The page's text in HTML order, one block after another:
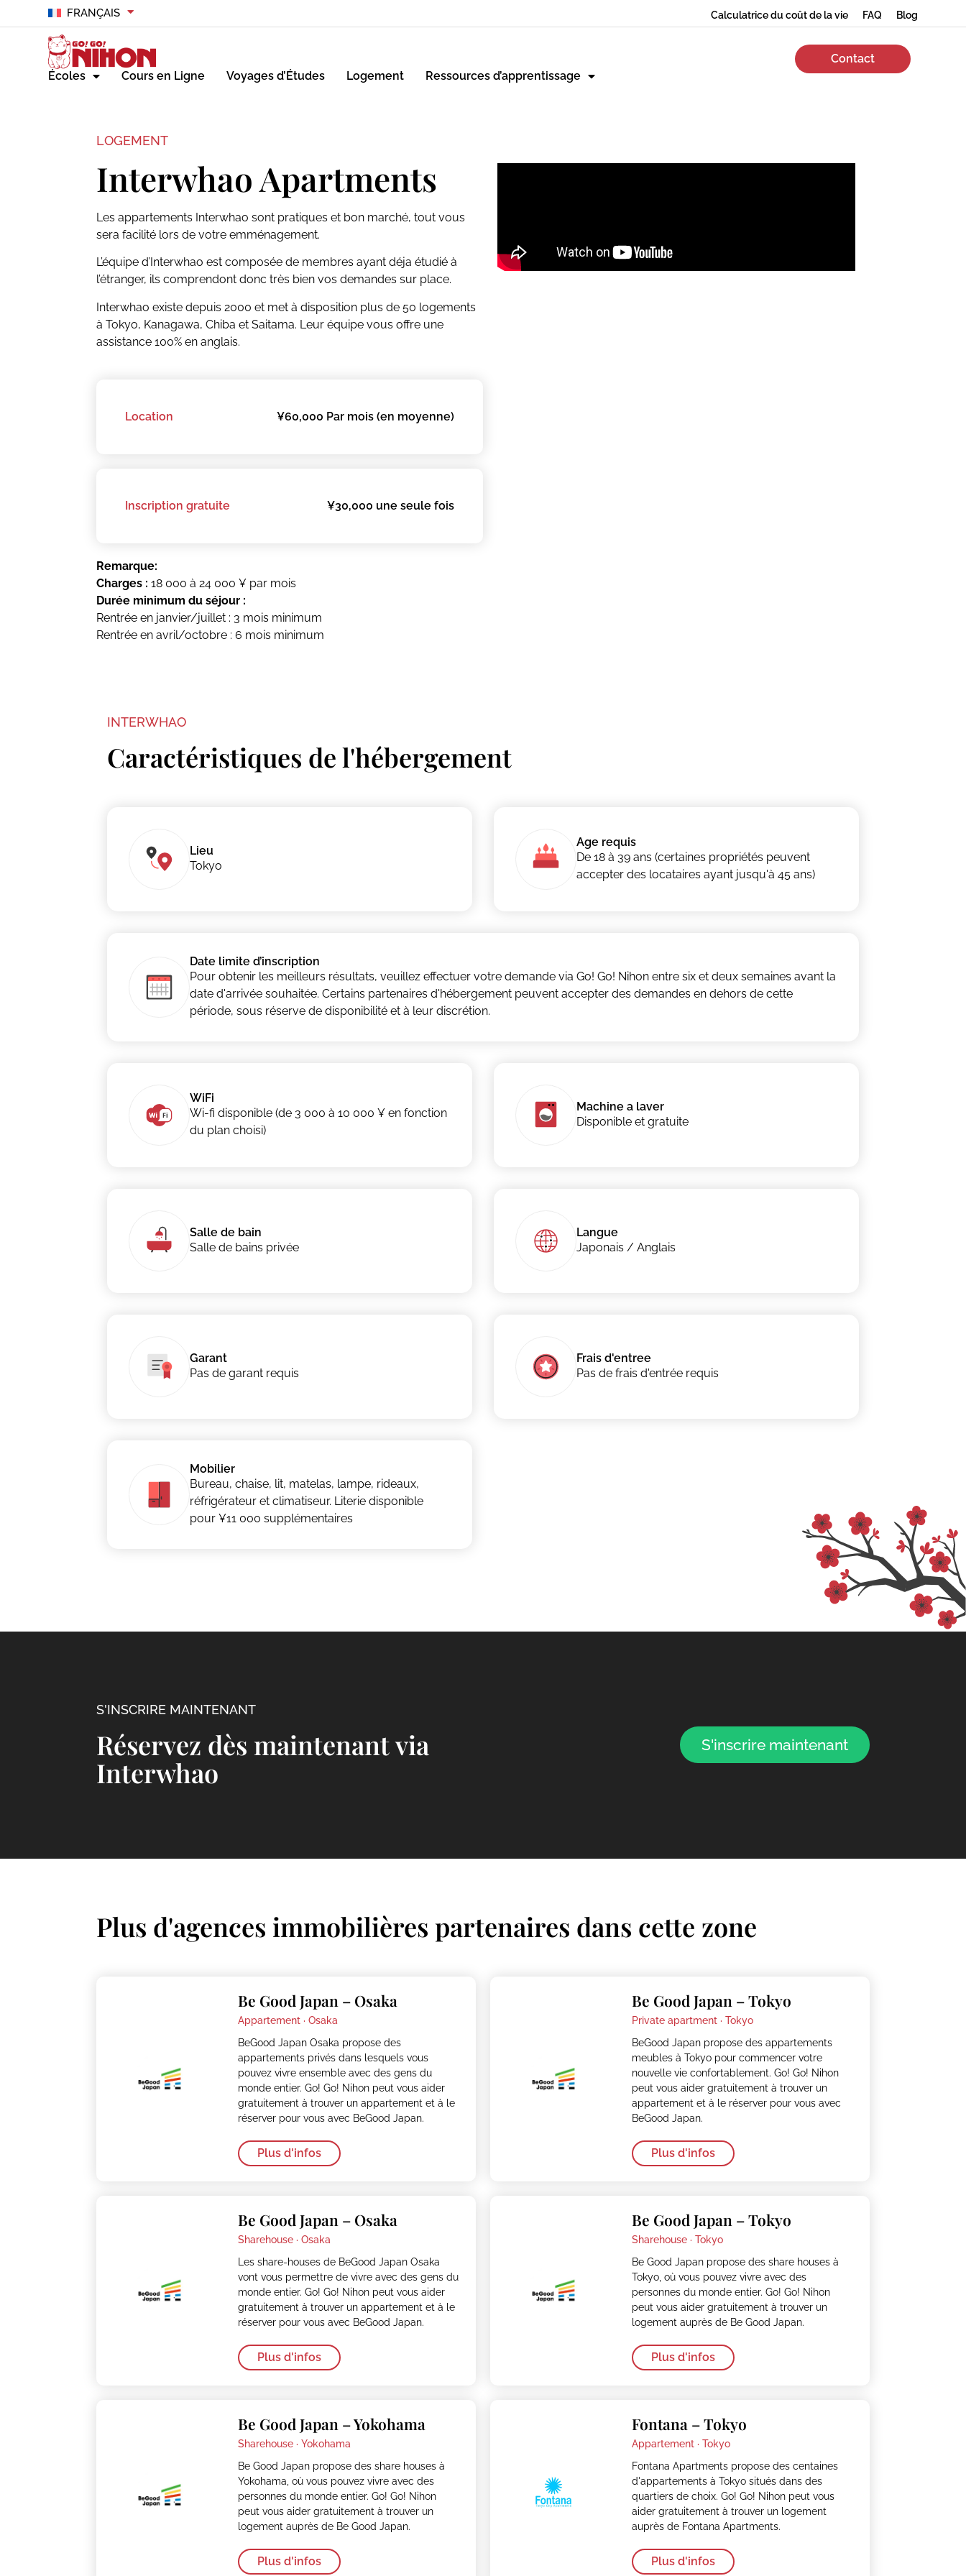
FRANÇAIS Calculatrice du coût de la vie FAQ Blog
Écoles Cours en Ligne Voyages d’Études Logement Ressources d’apprentissage
Contact
LOGEMENT
Interwhao Apartments
Les appartements Interwhao sont pratiques et bon marché, tout vous
sera facilité lors de votre emménagement.
L’équipe d’Interwhao est composée de membres ayant déja étudié à
l’étranger, ils comprendont donc très bien vos demandes sur place.
Interwhao existe depuis 2000 et met à disposition plus de 50 logements
à Tokyo, Kanagawa, Chiba et Saitama. Leur équipe vous offre une
assistance 100% en anglais.
Location ¥60,000 Par mois (en moyenne)
Inscription gratuite ¥30,000 une seule fois
Remarque:
Charges : 18 000 à 24 000 ¥ par mois
Durée minimum du séjour :
Rentrée en janvier/juillet : 3 mois minimum
Rentrée en avril/octobre : 6 mois minimum
INTERWHAO
Caractéristiques de l'hébergement
Lieu
Tokyo
Age requis
De 18 à 39 ans (certaines propriétés peuvent
accepter des locataires ayant jusqu'à 45 ans)
Date limite d’inscription
Pour obtenir les meilleurs résultats, veuillez effectuer votre demande via Go! Go! Nihon entre six et deux semaines avant la
date d'arrivée souhaitée. Certains partenaires d'hébergement peuvent accepter des demandes en dehors de cette
période, sous réserve de disponibilité et à leur discrétion.
WiFi
Wi-fi disponible (de 3 000 à 10 000 ¥ en fonction
du plan choisi)
Machine a laver
Disponible et gratuite
Salle de bain
Salle de bains privée
Langue
Japonais / Anglais
Garant
Pas de garant requis
Frais d'entree
Pas de frais d'entrée requis
Mobilier
Bureau, chaise, lit, matelas, lampe, rideaux,
réfrigérateur et climatiseur. Literie disponible
pour ¥11 000 supplémentaires
S'INSCRIRE MAINTENANT
Réservez dès maintenant via
Interwhao
S'inscrire maintenant
Plus d'agences immobilières partenaires dans cette zone
Be Good Japan – Osaka
Appartement · Osaka
BeGood Japan Osaka propose des
appartements privés dans lesquels vous
pouvez vivre ensemble avec des gens du
monde entier. Go! Go! Nihon peut vous aider
gratuitement à trouver un appartement et à le
réserver pour vous avec BeGood Japan.
Plus d'infos
Be Good Japan – Tokyo
Private apartment · Tokyo
BeGood Japan propose des appartements
meubles à Tokyo pour commencer votre
nouvelle vie confortablement. Go! Go! Nihon
peut vous aider gratuitement à trouver un
appartement et à le réserver pour vous avec
BeGood Japan.
Plus d'infos
Be Good Japan – Osaka
Sharehouse · Osaka
Les share-houses de BeGood Japan Osaka
vont vous permettre de vivre avec des gens du
monde entier. Go! Go! Nihon peut vous aider
gratuitement à trouver un appartement et à le
réserver pour vous avec BeGood Japan.
Plus d'infos
Be Good Japan – Tokyo
Sharehouse · Tokyo
Be Good Japan propose des share houses à
Tokyo, où vous pouvez vivre avec des
personnes du monde entier. Go! Go! Nihon
peut vous aider gratuitement à trouver un
logement auprès de Be Good Japan.
Plus d'infos
Be Good Japan – Yokohama
Sharehouse · Yokohama
Be Good Japan propose des share houses à
Yokohama, où vous pouvez vivre avec des
personnes du monde entier. Go! Go! Nihon
peut vous aider gratuitement à trouver un
logement auprès de Be Good Japan.
Plus d'infos
Fontana – Tokyo
Appartement · Tokyo
Fontana Apartments propose des centaines
d'appartements à Tokyo situés dans des
quartiers de choix. Go! Go! Nihon peut vous
aider gratuitement à trouver un logement
auprès de Fontana Apartments.
Plus d'infos